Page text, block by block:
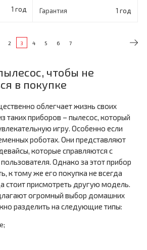
1 год Гарантия 1 год
2 3 4 5 6 7
чтобы не
в покупке
облегчает жизнь своих
таких приборов – пылесос, который
игру. Особенно если
роботах. Они представляют
которые справляются с
Однако за этот прибор
к тому же его покупка не всегда
стоит присмотреть другую модель.
огромный выбор домашних
разделить на следующие типы: